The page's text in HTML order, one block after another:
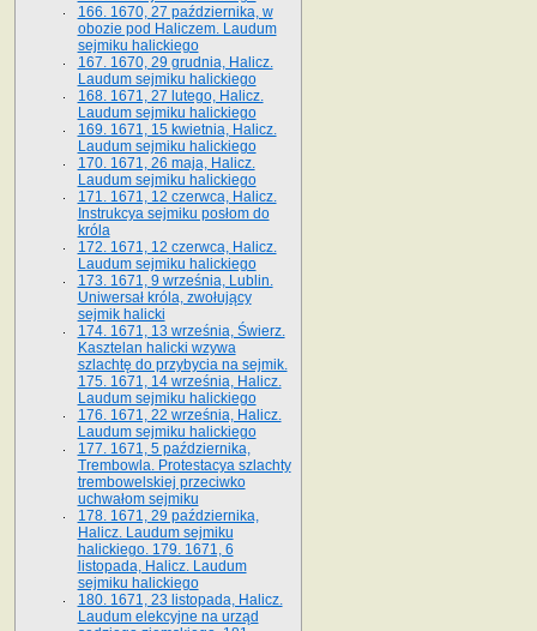
166. 1670, 27 października, w
obozie pod Haliczem. Laudum
sejmiku halickiego
167. 1670, 29 grudnia, Halicz.
Laudum sejmiku halickiego
168. 1671, 27 lutego, Halicz.
Laudum sejmiku halickiego
169. 1671, 15 kwietnia, Halicz.
Laudum sejmiku halickiego
170. 1671, 26 maja, Halicz.
Laudum sejmiku halickiego
171. 1671, 12 czerwca, Halicz.
Instrukcya sejmiku posłom do
króla
172. 1671, 12 czerwca, Halicz.
Laudum sejmiku halickiego
173. 1671, 9 września, Lublin.
Uniwersał króla, zwołujący
sejmik halicki
174. 1671, 13 września, Świerz.
Kasztelan halicki wzywa
szlachtę do przybycia na sejmik.
175. 1671, 14 września, Halicz.
Laudum sejmiku halickiego
176. 1671, 22 września, Halicz.
Laudum sejmiku halickiego
177. 1671, 5 października,
Trembowla. Protestacya szlachty
trembowelskiej przeciwko
uchwałom sejmiku
178. 1671, 29 października,
Halicz. Laudum sejmiku
halickiego. 179. 1671, 6
listopada, Halicz. Laudum
sejmiku halickiego
180. 1671, 23 listopada, Halicz.
Laudum elekcyjne na urząd